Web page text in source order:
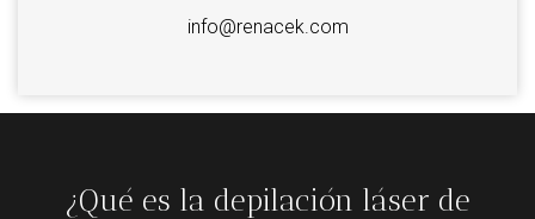
info@renacek.com
¿Qué es la depilación láser de